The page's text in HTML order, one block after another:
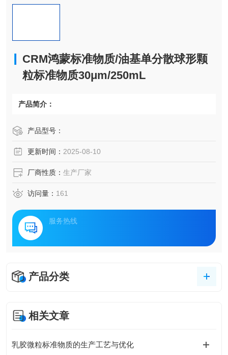
CRM鸿蒙标准物质/油基单分散球形颗
粒标准物质30μm/250mL
产品简介：
产品型号：
更新时间： 2025-08-10
厂商性质： 生产厂家
访问量： 161
服务热线
产品分类
相关文章
乳胶微粒标准物质的生产工艺与优化